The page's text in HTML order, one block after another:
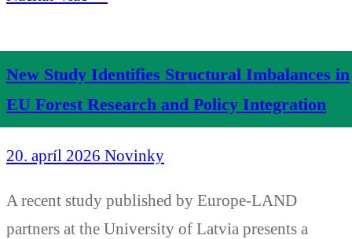
New Study Identifies Structural Imbalances in
EU Forest Research and Policy Integration
20. apríl 2026 Novinky
A recent study published by Europe-LAND
partners at the University of Latvia presents a